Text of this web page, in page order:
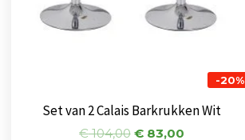
-20%
Set van 2 Calais Barkrukken Wit
€104,00 €83,00